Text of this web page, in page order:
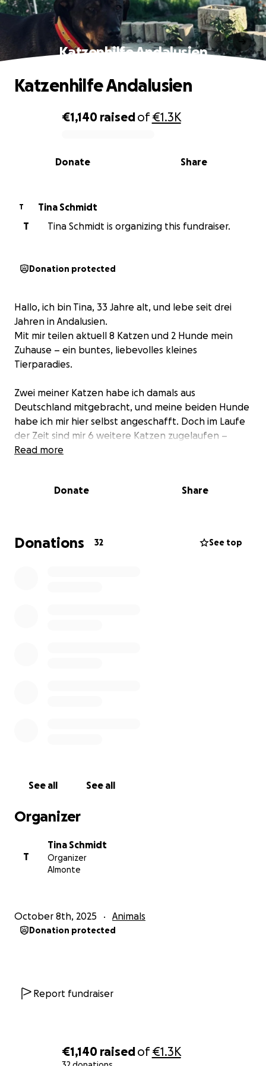
€1,140 raisedof€1.3K
Katzenhilfe Andalusien
0% complete
€1,140 raisedof€1.3K
Share
Donate
Katzenhilfe Andalusien
T
Tina Schmidt
T
Tina Schmidt is organizing this fundraiser.
Donation protected
Hallo, ich bin Tina, 33 Jahre alt, und lebe seit drei
Jahren in Andalusien.
Mit mir teilen aktuell 8 Katzen und 2 Hunde mein
Zuhause – ein buntes, liebevolles kleines
Tierparadies.
Zwei meiner Katzen habe ich damals aus
Deutschland mitgebracht, und meine beiden Hunde
habe ich mir hier selbst angeschafft. Doch im Laufe
der Zeit sind mir 6 weitere Katzen zugelaufen –
teilweise krank, schwach oder hungrig. Ich konnte
geben. ❤️
Tierarztbesuche, Impfungen, Entwurmungen,
Medikamente, Kastrationen und hochwertiges
Read more
Donate Share
Donations 32 See top
See all See all
Organizer
T
Tina Schmidt
Organizer
Almonte
October 8th, 2025 Animals
Donation protected
Report fundraiser